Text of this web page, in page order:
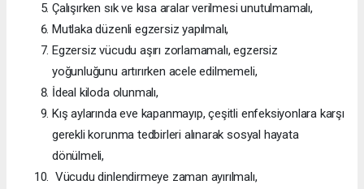
Çalışırken sık ve kısa aralar verilmesi unutulmamalı,
Mutlaka düzenli egzersiz yapılmalı,
Egzersiz vücudu aşırı zorlamamalı, egzersiz
yoğunluğunu artırırken acele edilmemeli,
İdeal kiloda olunmalı,
Kış aylarında eve kapanmayıp, çeşitli enfeksiyonlara karşı
gerekli korunma tedbirleri alınarak sosyal hayata
dönülmeli,
Vücudu dinlendirmeye zaman ayırılmalı,